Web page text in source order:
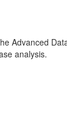
Advanced
analysis.